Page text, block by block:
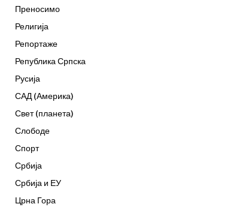
Преносимо
Религија
Репортаже
Република Српска
Русија
САД (Америка)
Свет (планета)
Слободе
Спорт
Србија
Србија и ЕУ
Црна Гора